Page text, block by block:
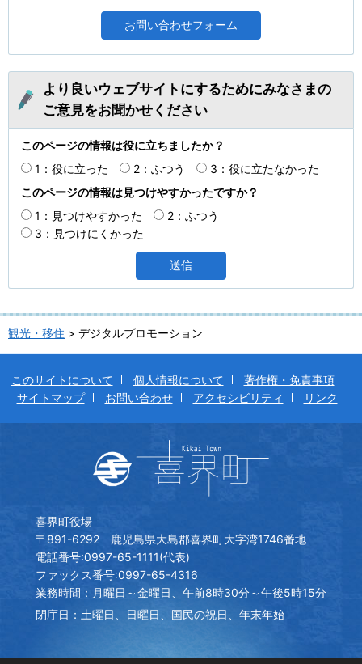
より良いウェブサイトにするためにみなさまの
ご意見をお聞かせください
このページの情報は役に立ちましたか？
1：役に立った
2：ふつう
3：役に立たなかった
このページの情報は見つけやすかったですか？
1：見つけやすかった
2：ふつう
3：見つけにくかった
観光・移住 > デジタルプロモーション
このサイトについて 個人情報について
著作権・免責事項
サイトマップ
お問い合わせ アクセシビリティ リンク
喜界町役場
〒891-6292 鹿児島県大島郡喜界町大字湾1746番地
電話番号:0997-65-1111(代表)
ファックス番号:0997-65-4316
業務時間：月曜日～金曜日、午前8時30分～午後5時15分
閉庁日：土曜日、日曜日、国民の祝日、年末年始